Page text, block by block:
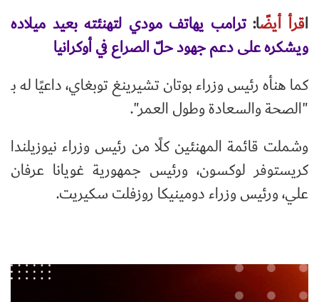
اقرأ أيضًا:ترامب يهاتف مودي لتهنئته بعيد ميلاده
ويشكره على دعم جهود حلّ الصراع في أوكرانيا
كما هنأه رئيس وزراء بوتان تشيرينغ توبغاي، داعيًا له بـ
"الصحة والسعادة وطول العمر".
وشملت قائمة المهنئين كلًا من رئيس وزراء نيوزيلندا
كريستوفر لوكسون، ورئيس جمهورية غويانا عرفان
علي، ورئيس وزراء دومينيكا روزفلت سكيريت.